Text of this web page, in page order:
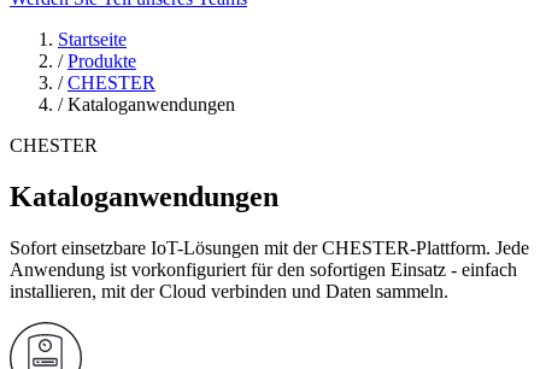
Startseite
/ Produkte
/ CHESTER
/ Kataloganwendungen
CHESTER
Kataloganwendungen
Sofort einsetzbare IoT-Lösungen mit der CHESTER-Plattform. Jede
Anwendung ist vorkonfiguriert für den sofortigen Einsatz - einfach
installieren, mit der Cloud verbinden und Daten sammeln.